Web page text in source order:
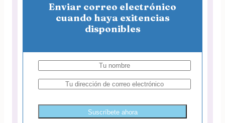
Enviar correo electrónico
cuando haya exitencias
disponibles
Suscríbete ahora